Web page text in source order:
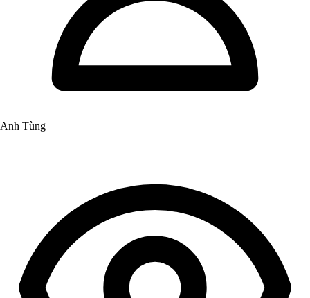
Anh Tùng